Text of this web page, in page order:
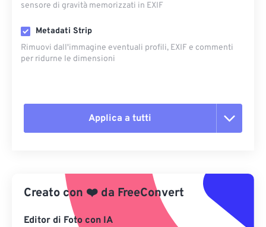
sensore di gravità memorizzati in EXIF
Metadati Strip
Rimuovi dall'immagine eventuali profili, EXIF ​​e commenti
per ridurne le dimensioni
Applica a tutti
Applica da preimpostazione
Salva come predefinito
Creato con ❤️ da FreeConvert
Editor di Foto con IA